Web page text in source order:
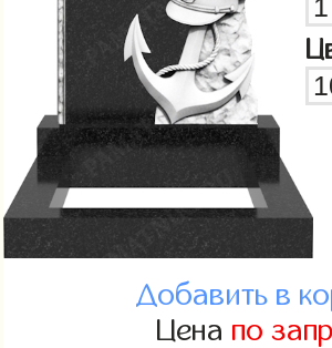
Добавить в
Цена по